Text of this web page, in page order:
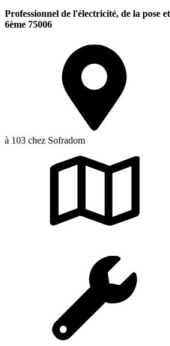
Professionnel de l'électricité, de la pose
6ème 75006
à 103 chez Sofradom